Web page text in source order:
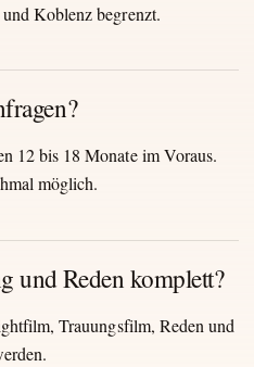
Koblenz begrenzt.
12 bis 18 Monate im Voraus.
möglich.
und Reden komplett?
Trauungsfilm, Reden und